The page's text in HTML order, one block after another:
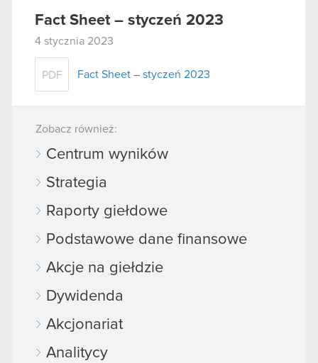
Fact Sheet – styczeń 2023
4 stycznia 2023
PDF Fact Sheet – styczeń 2023
Zobacz również:
Centrum wyników
Strategia
Raporty giełdowe
Podstawowe dane finansowe
Akcje na giełdzie
Dywidenda
Akcjonariat
Analitycy